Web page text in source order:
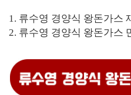
1. 류수영 경양식 왕돈가스
2. 류수영 경양식 왕돈가스